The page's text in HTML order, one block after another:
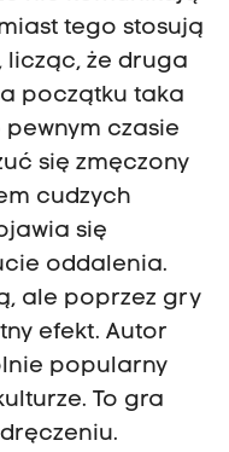
tego stosują
licząc, że druga
początku taka
pewnym czasie
się zmęczony
cudzych
się
oddalenia.
ale poprzez gry
efekt. Autor
popularny
To gra